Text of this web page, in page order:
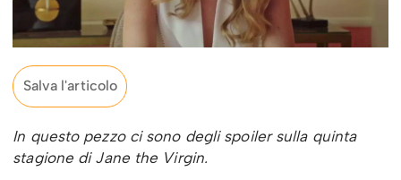
Salva l'articolo
In questo pezzo ci sono degli spoiler sulla quinta
stagione di Jane the Virgin.